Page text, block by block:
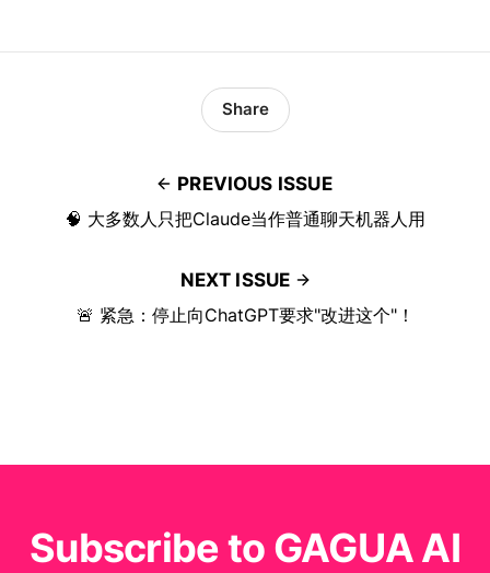
PREVIOUS ISSUE
🧠 大多数人只把Claude当作普通聊天机器人用
Share
NEXT ISSUE
🚨 紧急：停止向ChatGPT要求"改进这个"！
Subscribe to GAGUA AI